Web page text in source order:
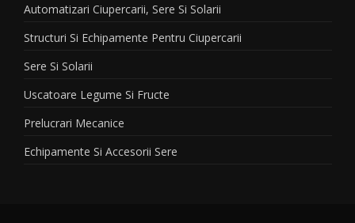
Automatizari Ciupercarii, Sere Si Solarii
Structuri Si Echipamente Pentru Ciupercarii
Sere Si Solarii
Uscatoare Legume Si Fructe
Prelucrari Mecanice
Echipamente Si Accesorii Sere